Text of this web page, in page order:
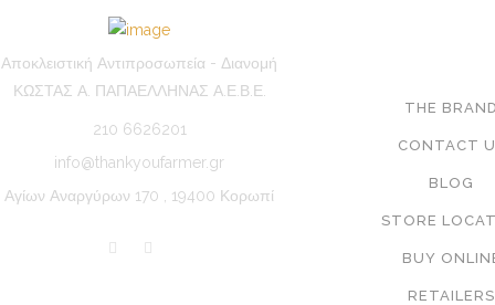
Αποκλειστική Αντιπροσωπεία - Διανομή
ΚΩΣΤΑΣ Α. ΠΑΠΑΕΛΛΗΝΑΣ Α.Ε.Β.Ε.
210 6626201
info@thankyoufarmer.gr
Αγίων Αναργύρων 170 , 19400 Κορωπί
THE
CONTACT
BLOG
STORE
BUY
RETAILERS